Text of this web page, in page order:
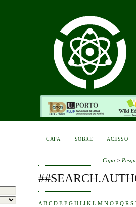
CAPA SOBRE
ACESSO
Capa >
A B C D E F G H I J K L M N O P Q R S